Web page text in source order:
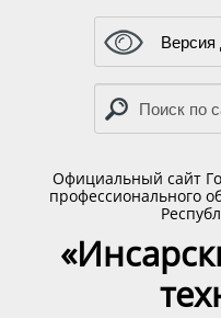
Официальный сайт
профессионального